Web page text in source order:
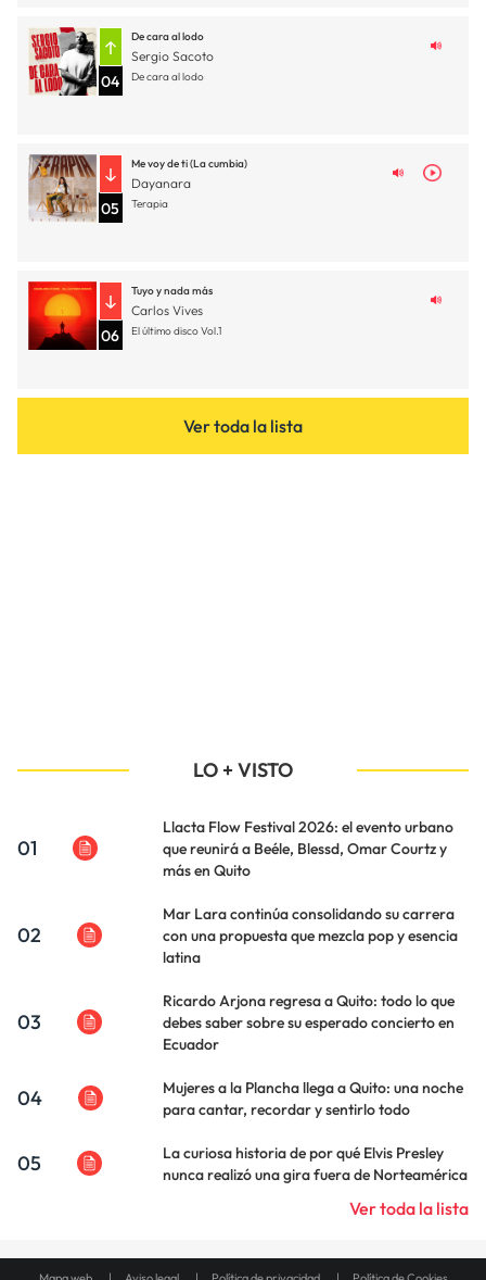
04
De cara al lodo
Sergio Sacoto
De cara al lodo
05
Me voy de ti (La cumbia)
Dayanara
Terapia
06
Tuyo y nada más
Carlos Vives
El último disco Vol.1
Ver toda la lista
LO + VISTO
01
Llacta Flow Festival 2026: el evento urbano
que reunirá a Beéle, Blessd, Omar Courtz y
más en Quito
02
Mar Lara continúa consolidando su carrera
con una propuesta que mezcla pop y esencia
latina
03
Ricardo Arjona regresa a Quito: todo lo que
debes saber sobre su esperado concierto en
Ecuador
04
Mujeres a la Plancha llega a Quito: una noche
para cantar, recordar y sentirlo todo
05
La curiosa historia de por qué Elvis Presley
nunca realizó una gira fuera de Norteamérica
Ver toda la lista